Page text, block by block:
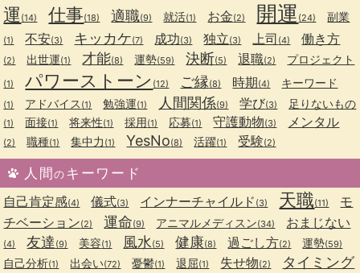
運 (14) 仕事(18) 適職(9) 就活(1) お金(2) 開運 (24) 副業
(1) 不安(3) キッカケ(7) 成功(3) 独立(3) 上司 (4) 働き方
(2) 出世運(1) 才能(8) 運勢(59) 決断(5) 退職(2) プロジェクト
(1) パワーストーン (12) ご縁(8) 時期(4) キーワード
(1) アドバイス (1) 勉強運(1) 人間関係(9) 学び(3) 足りないもの
(1) 面接(1) 将来性(1) 採用(1) 応募(1) 守護動物(3) メンタル
(2) 職種(1) 集中力 (1) YesNo(8) 活躍(1) 受験(2)
人間のキーワード
自己肯定感(4) 儀式(3) インナーチャイルド (3) 天職(11)
モ
チベーション(2) 運命(9) アニマルメディスン(34) おまじない
(4) 友達 (9) 美容(1) 風水(5) 健康(8) 過ごし方(2) 運勢(59)
自己分析(1) 出会い(72) 憂鬱(1) 退屈(1) 失せ物(2) タイミング